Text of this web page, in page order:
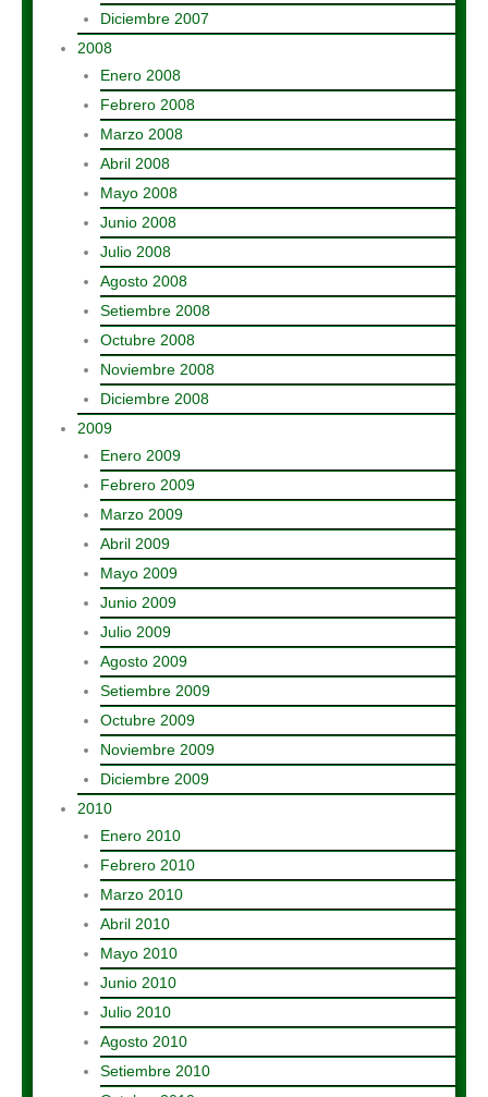
Diciembre 2007
2008
Enero 2008
Febrero 2008
Marzo 2008
Abril 2008
Mayo 2008
Junio 2008
Julio 2008
Agosto 2008
Setiembre 2008
Octubre 2008
Noviembre 2008
Diciembre 2008
2009
Enero 2009
Febrero 2009
Marzo 2009
Abril 2009
Mayo 2009
Junio 2009
Julio 2009
Agosto 2009
Setiembre 2009
Octubre 2009
Noviembre 2009
Diciembre 2009
2010
Enero 2010
Febrero 2010
Marzo 2010
Abril 2010
Mayo 2010
Junio 2010
Julio 2010
Agosto 2010
Setiembre 2010